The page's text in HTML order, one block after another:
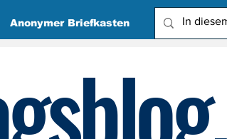
Anonymer Briefkasten